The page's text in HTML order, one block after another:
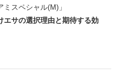
ミスペシャル(M)」
エサの選択理由と期待する効